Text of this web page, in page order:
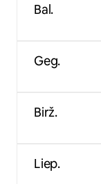
Bal.
Geg.
Birž.
Liep.